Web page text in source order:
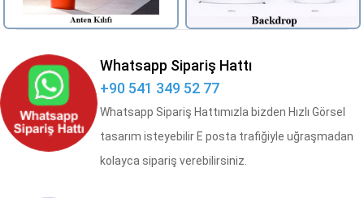
Whatsapp Sipariş Hattı
+90 541 349 52 77
Whatsapp Sipariş Hattımızla bizden Hızlı Görsel
tasarım isteyebilir E posta trafiğiyle uğraşmadan
kolayca sipariş verebilirsiniz.